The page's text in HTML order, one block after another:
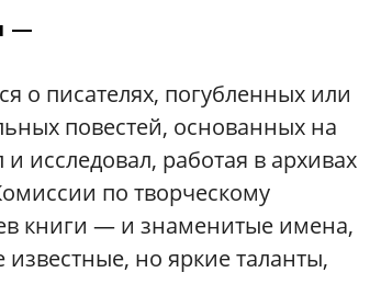
—
о писателях, погубленных или
повестей, основанных на
исследовал, работая в архивах
по творческому
книги — и знаменитые имена,
но яркие таланты,